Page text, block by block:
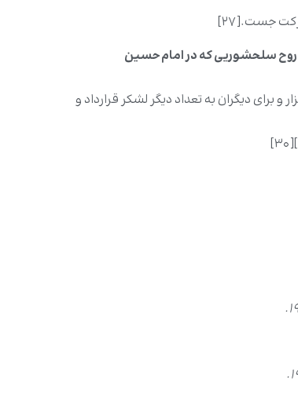
جست.[۲۷]
روح سلحشوریی که در امام حسین
برای دیگران به تعداد دیگر لشکر قرارداد و